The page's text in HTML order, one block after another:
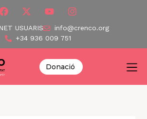
USUARIS
info@crenco.org
+34 936 009 751
Donació